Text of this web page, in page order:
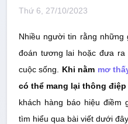
TK Cầu
Thống Kê
Công cụ
Thứ 6, 27/10/2023
Nhiều người tin rằng
đoán tương lai hoặc đưa ra
cuộc sống. Khi nằm mơ
có thể mang lại thông
khách hàng báo hiệu điềm
tìm hiểu qua bài viết dưới đây.